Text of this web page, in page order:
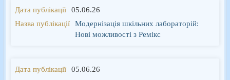
05.06.26
Модернізація шкільних лабораторій:
Нові можливості з Ремікс
05.06.26